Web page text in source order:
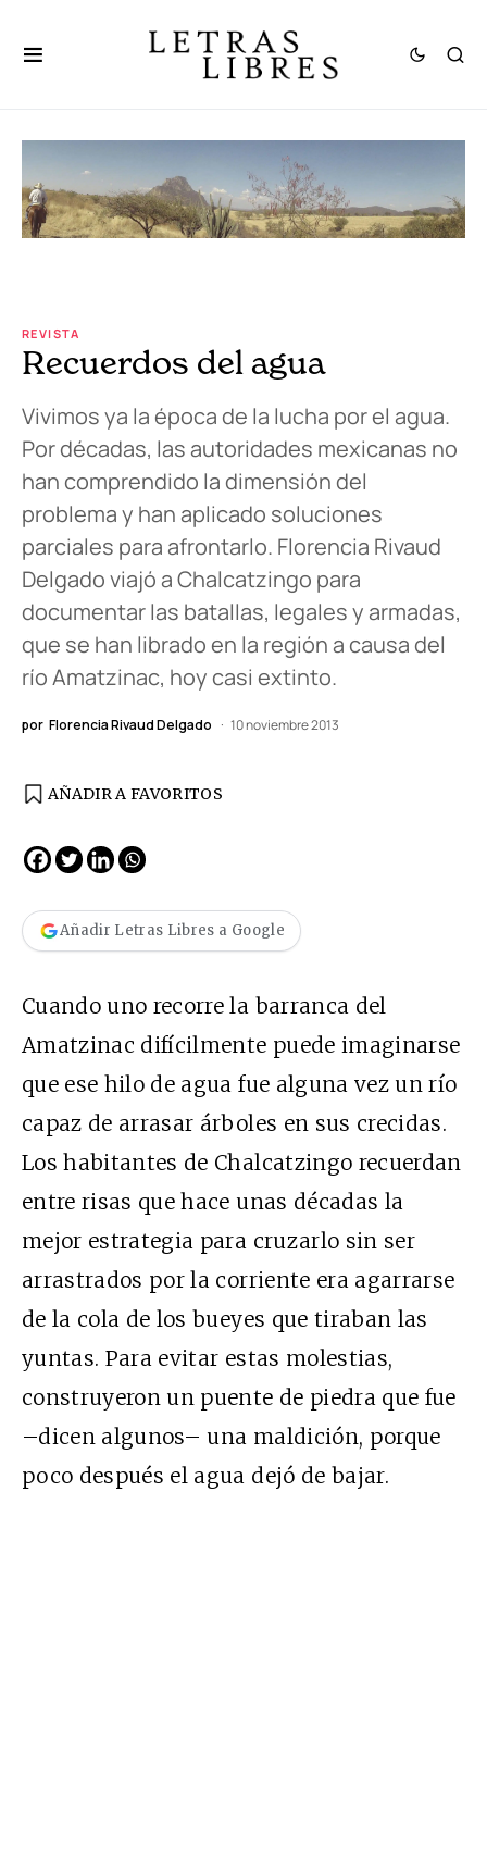
REVISTA
Recuerdos del agua
Vivimos ya la época de la lucha por el agua.
Por décadas, las autoridades mexicanas no
han comprendido la dimensión del
problema y han aplicado soluciones
parciales para afrontarlo. Florencia Rivaud
Delgado viajó a Chalcatzingo para
documentar las batallas, legales y armadas,
que se han librado en la región a causa del
río Amatzinac, hoy casi extinto.
por Florencia Rivaud Delgado 10 noviembre 2013
AÑADIR A FAVORITOS
Añadir Letras Libres a Google
Cuando uno recorre la barranca del
Amatzinac difícilmente puede imaginarse
que ese hilo de agua fue alguna vez un río
capaz de arrasar árboles en sus crecidas.
Los habitantes de Chalcatzingo recuerdan
entre risas que hace unas décadas la
mejor estrategia para cruzarlo sin ser
arrastrados por la corriente era agarrarse
de la cola de los bueyes que tiraban las
yuntas. Para evitar estas molestias,
construyeron un puente de piedra que fue
–dicen algunos– una maldición, porque
poco después el agua dejó de bajar.